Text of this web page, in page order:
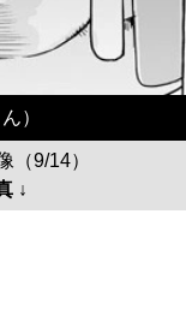
）
（9/14）
↓